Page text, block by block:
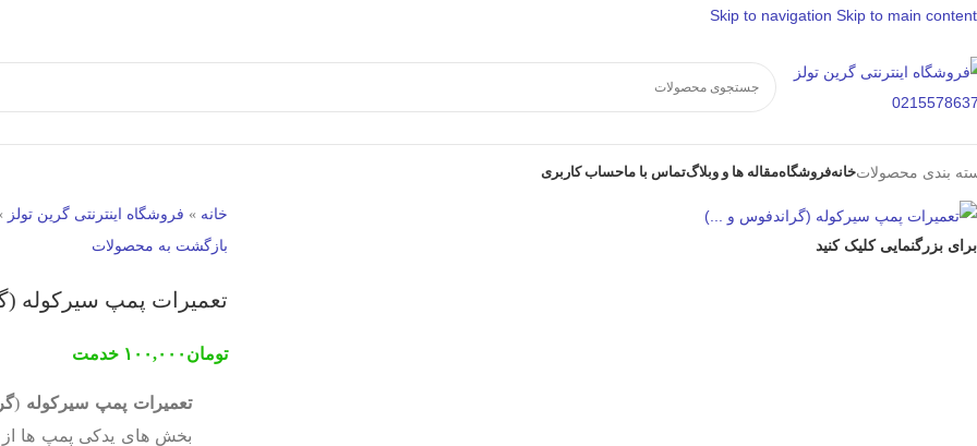
Skip to navigation Skip to main content
بندی محصولاتخانهفروشگاهمقاله ها و وبلاگتماس با ماحساب کاربری
برای بزرگنمایی کلیک کنید
خانه » فروشگاه اینترنتی گرین تولز
بازگشت به محصولات
تعمیرات پمپ سیرکوله
تومان ۱۰۰,۰۰۰ خدمت
تعمیرات پمپ سیرکوله (
بخش های یدکی پمپ ها از